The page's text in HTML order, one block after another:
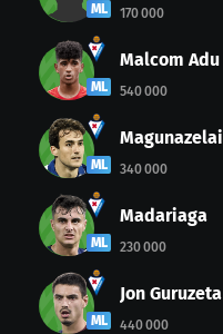
ML 170 000
ML
Malcom Adu
540 000
ML 340 000
ML
Madariaga
230 000
ML
Jon Guruzeta
440 000